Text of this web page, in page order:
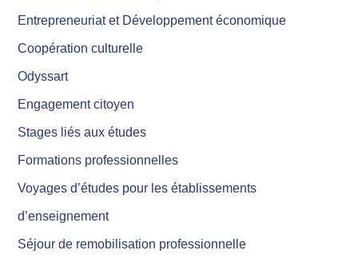
Entrepreneuriat et Développement économique
Coopération culturelle
Odyssart
Engagement citoyen
Stages liés aux études
Formations professionnelles
Voyages d’études pour les établissements
d’enseignement
Séjour de remobilisation professionnelle